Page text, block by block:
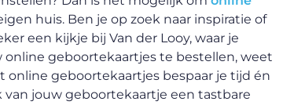
huis. Ben je op zoek naar inspiratie of
een kijkje bij Van der Looy, waar je
geboortekaartjes te bestellen, weet
online geboortekaartjes bespaar je tijd én
jouw geboortekaartje een tastbare